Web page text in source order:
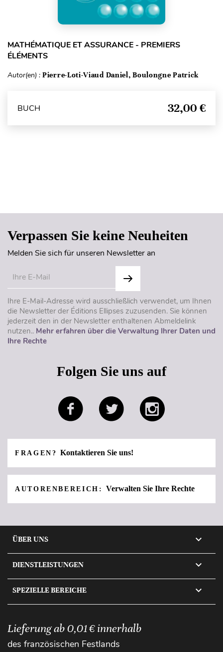
MATHÉMATIQUE ET ASSURANCE - PREMIERS
ÉLÉMENTS
Autor(en) : Pierre-Loti-Viaud Daniel, Boulongne Patrick
BUCH 32,00 €
Verpassen Sie keine Neuheiten
Melden Sie sich für unseren Newsletter an
Ihre E-Mail-Adresse wird ausschließlich verwendet, um Ihnen
die Newsletter der Éditions Ellipses zuzusenden. Sie können
jederzeit den in der Newsletter enthaltenen Abmeldelink
nutzen.. Mehr erfahren über die Verwaltung Ihrer Daten und
Ihre Rechte
Folgen Sie uns auf
FRAGEN?Kontaktieren Sie uns!
AUTORENBEREICH: Verwalten Sie Ihre Rechte
ÜBER UNS 
DIENSTLEISTUNGEN 
SPEZIELLE BEREICHE 
Lieferung ab 0,01 € innerhalb
des französischen Festlands